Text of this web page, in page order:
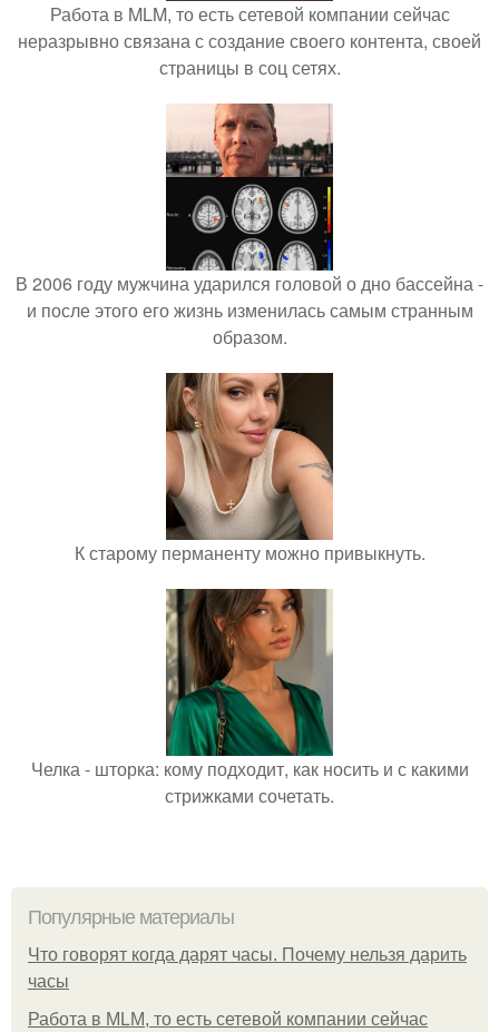
Работа в MLM, то есть сетевой компании сейчас
неразрывно связана с создание своего контента, своей
страницы в соц сетях.
В 2006 году мужчина ударился головой о дно бассейна -
и после этого его жизнь изменилась самым странным
образом.
К старому перманенту можно привыкнуть.
Челка - шторка: кому подходит, как носить и с какими
стрижками сочетать.
Популярные материалы
Что говорят когда дарят часы. Почему нельзя дарить
часы
Работа в MLM, то есть сетевой компании сейчас